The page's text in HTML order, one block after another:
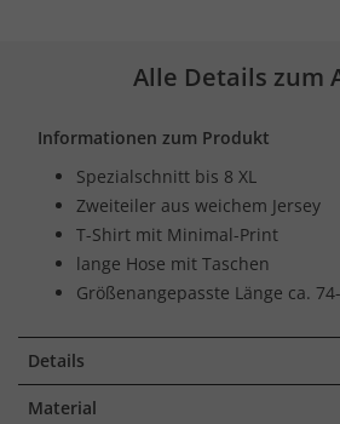
Alle Details zum
Informationen zum Produkt
Spezialschnitt bis 8 XL
Zweiteiler aus weichem Jersey
T-Shirt mit Minimal-Print
lange Hose mit Taschen
Größenangepasste Länge ca.
Details
Material